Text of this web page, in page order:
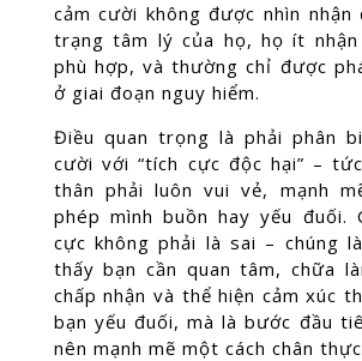
cảm cười không được nhìn nhận
trạng tâm lý của họ, họ ít
phù hợp, và thường chỉ được
ở giai đoạn nguy hiểm.
Điều quan trọng là phải phân
cười với “tích cực độc hại” –
thân phải luôn vui vẻ, mạnh
phép mình buồn hay yếu đuối.
cực không phải là sai – chúng
thấy bạn cần quan tâm, chữa
chấp nhận và thể hiện cảm xúc
bạn yếu đuối, mà là bước đầu
nên mạnh mẽ một cách chân